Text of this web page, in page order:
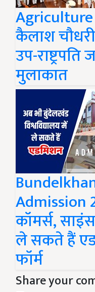
कैलाश
उप-
मुलाकात
Admission
कॉमर्स,
ले सकते हैं
फॉर्म
Share your